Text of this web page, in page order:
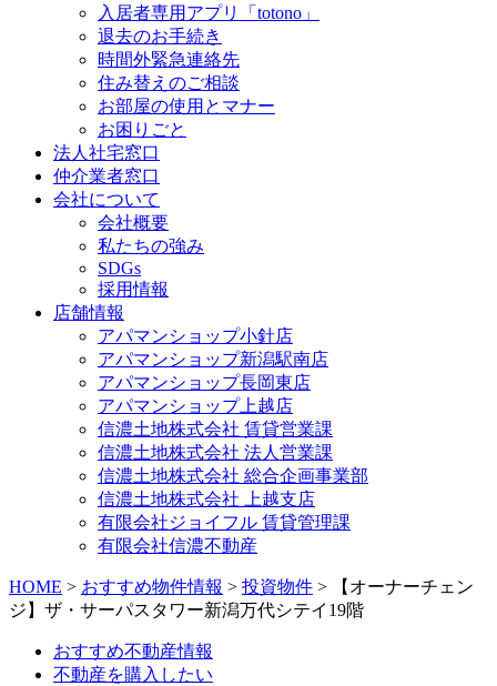
入居者専用アプリ「totono」
退去のお手続き
時間外緊急連絡先
住み替えのご相談
お部屋の使用とマナー
お困りごと
法人社宅窓口
仲介業者窓口
会社について
会社概要
私たちの強み
SDGs
採用情報
店舗情報
アパマンショップ小針店
アパマンショップ新潟駅南店
アパマンショップ長岡東店
アパマンショップ上越店
信濃土地株式会社 賃貸営業課
信濃土地株式会社 法人営業課
信濃土地株式会社 総合企画事業部
信濃土地株式会社 上越支店
有限会社ジョイフル 賃貸管理課
有限会社信濃不動産
HOME > おすすめ物件情報 > 投資物件 >
【オーナーチェン
ジ】ザ・サーパスタワー新潟万代シテイ19階
おすすめ不動産情報
不動産を購入したい